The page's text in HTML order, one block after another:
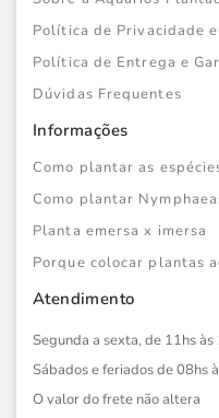
Política de Privacidade
Política de Entrega e
Dúvidas Frequentes
Informações
Como plantar as
Como plantar
Planta emersa x imersa
Porque colocar plantas
Atendimento
Segunda a sexta, de 11hs às
Sábados e feriados de 08hs
O valor do frete não altera